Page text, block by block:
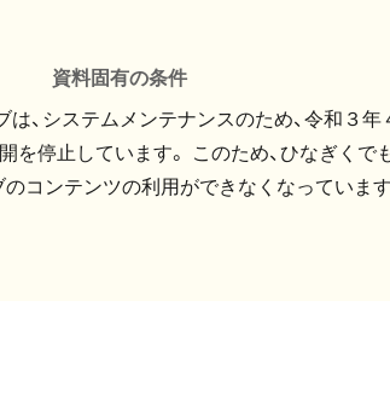
資料固有の条件
は、システムメンテナンスのため、令和３
を停止しています。 このため、ひなぎくでも
コンテンツの利用ができなくなっています